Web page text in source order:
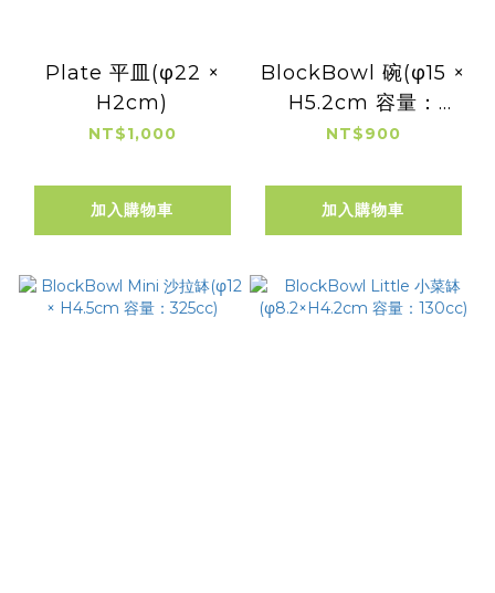
Plate 平皿(φ22 ×
H2cm)
NT$1,000
加入購物車
BlockBowl 碗(φ15 ×
H5.2cm 容量：
550cc)
NT$900
加入購物車